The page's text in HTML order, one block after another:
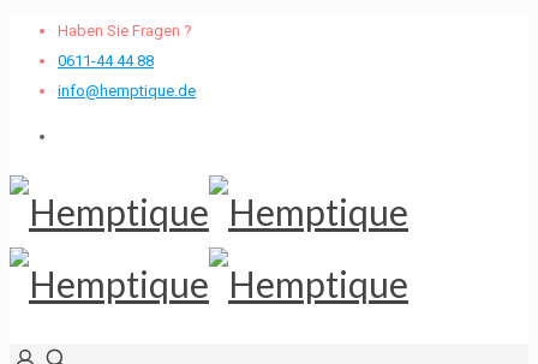
Haben Sie Fragen ?
0611-44 44 88
info@hemptique.de